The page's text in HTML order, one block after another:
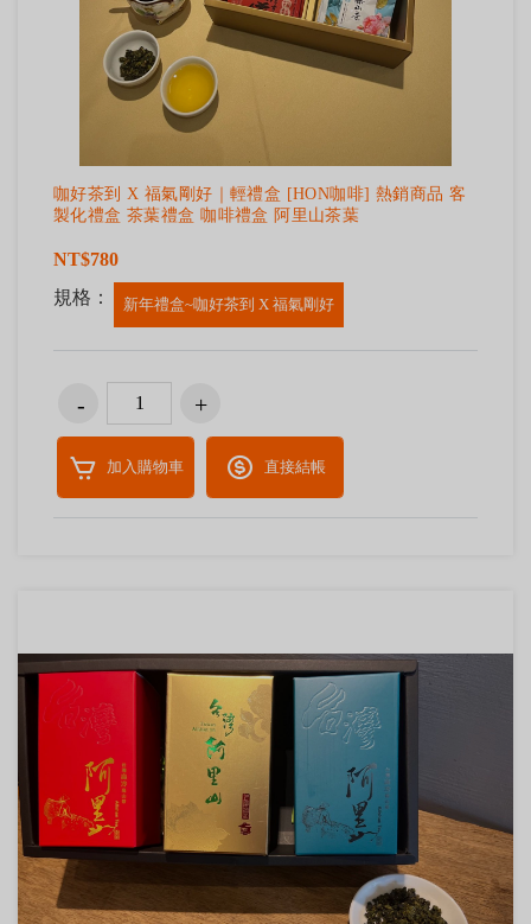
咖好茶到 X 福氣剛好｜輕禮盒 [HON咖啡] 熱銷商品 客
製化禮盒 茶葉禮盒 咖啡禮盒 阿里山茶葉
NT$780
規格：
新年禮盒~咖好茶到 X 福氣剛好
加入購物車 直接結帳